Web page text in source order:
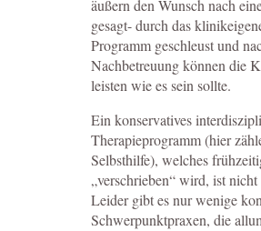
äußern den Wunsch nach
gesagt- durch das
Programm geschleust und
Nachbetreuung können die
leisten wie es sein sollte.
Ein konservatives
Therapieprogramm (hier
Selbsthilfe), welches
„verschrieben“ wird, ist nicht
Leider gibt es nur wenige
Schwerpunktpraxen, die